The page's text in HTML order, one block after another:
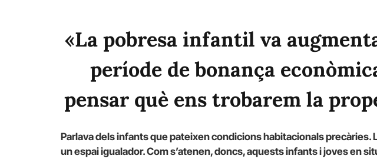
«La pobresa infantil va
període de bonança
pensar què ens trobarem la
Parlava dels infants que pateixen condicions habitacionals precàries.
un espai igualador. Com s’atenen, doncs, aquests infants i joves en